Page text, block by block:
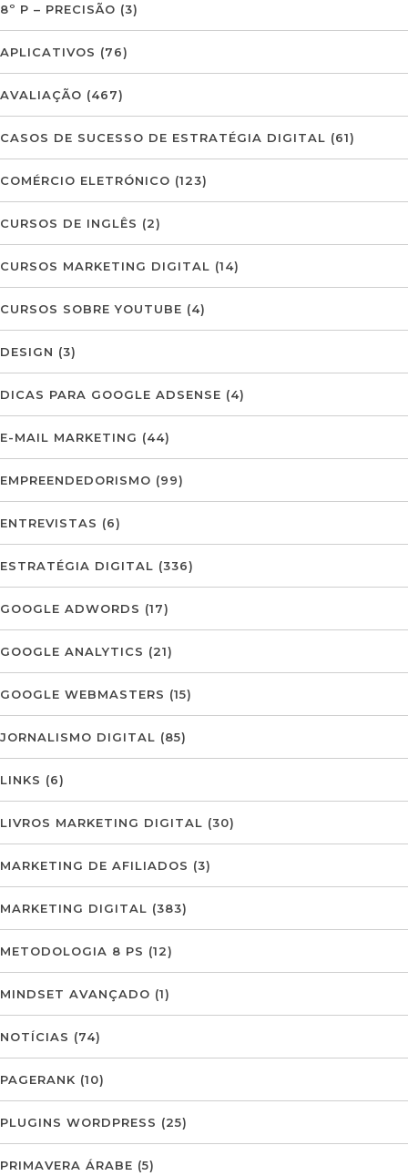
8º P – PRECISÃO (3)
APLICATIVOS (76)
AVALIAÇÃO (467)
CASOS DE SUCESSO DE ESTRATÉGIA DIGITAL (61)
COMÉRCIO ELETRÓNICO (123)
CURSOS DE INGLÊS (2)
CURSOS MARKETING DIGITAL (14)
CURSOS SOBRE YOUTUBE (4)
DESIGN (3)
DICAS PARA GOOGLE ADSENSE (4)
E-MAIL MARKETING (44)
EMPREENDEDORISMO (99)
ENTREVISTAS (6)
ESTRATÉGIA DIGITAL (336)
GOOGLE ADWORDS (17)
GOOGLE ANALYTICS (21)
GOOGLE WEBMASTERS (15)
JORNALISMO DIGITAL (85)
LINKS (6)
LIVROS MARKETING DIGITAL (30)
MARKETING DE AFILIADOS (3)
MARKETING DIGITAL (383)
METODOLOGIA 8 PS (12)
MINDSET AVANÇADO (1)
NOTÍCIAS (74)
PAGERANK (10)
PLUGINS WORDPRESS (25)
PRIMAVERA ÁRABE (5)